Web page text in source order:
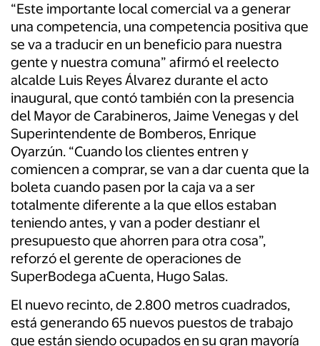
“Este importante local comercial va a generar
una competencia, una competencia positiva que
se va a traducir en un beneficio para nuestra
gente y nuestra comuna” afirmó el reelecto
alcalde Luis Reyes Álvarez durante el acto
inaugural, que contó también con la presencia
del Mayor de Carabineros, Jaime Venegas y del
Superintendente de Bomberos, Enrique
Oyarzún. “Cuando los clientes entren y
comiencen a comprar, se van a dar cuenta que la
boleta cuando pasen por la caja va a ser
totalmente diferente a la que ellos estaban
teniendo antes, y van a poder destianr el
presupuesto que ahorren para otra cosa”,
reforzó el gerente de operaciones de
SuperBodega aCuenta, Hugo Salas.
El nuevo recinto, de 2.800 metros cuadrados,
está generando 65 nuevos puestos de trabajo
que están siendo ocupados en su gran mayoría